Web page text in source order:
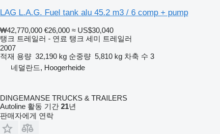
LAG L.A.G. Fuel tank alu 45.2 m3 / 6 comp + pump
₩42,770,000 €26,000 ≈ US$30,040
탱크 트레일러 - 연료 탱크 세미 트레일러
2007
적재 용량 32,190 kg 순중량 5,810 kg 차축 수 3
네덜란드, Hoogerheide
DINGEMANSE TRUCKS & TRAILERS
Autoline 활동 기간 21년
판매자에게 연락